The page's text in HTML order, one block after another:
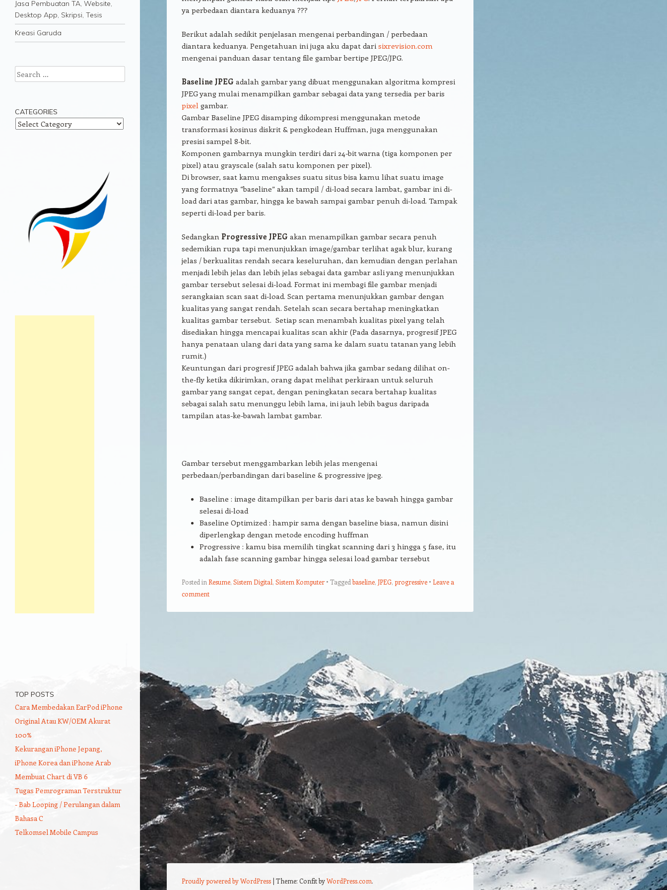
Jasa Pembuatan TA, Website,
Desktop App, Skripsi, Tesis
Kreasi Garuda
ya perbedaan diantara keduanya ???
Berikut adalah sedikit penjelasan mengenai perbandingan / perbedaan
diantara keduanya. Pengetahuan ini juga aku dapat dari sixrevision.com
mengenai panduan dasar tentang file gambar bertipe JPEG/JPG.
Baseline JPEG adalah gambar yang dibuat menggunakan algoritma kompresi
JPEG yang mulai menampilkan gambar sebagai data yang tersedia per baris
pixel gambar.
Gambar Baseline JPEG disamping dikompresi menggunakan metode
transformasi kosinus diskrit & pengkodean Huffman, juga menggunakan
presisi sampel 8-bit.
Komponen gambarnya mungkin terdiri dari 24-bit warna (tiga komponen per
pixel) atau grayscale (salah satu komponen per pixel).
Di browser, saat kamu mengakses suatu situs bisa kamu lihat suatu image
yang formatnya “baseline” akan tampil / di-load secara lambat, gambar ini di-
load dari atas gambar, hingga ke bawah sampai gambar penuh di-load. Tampak
seperti di-load per baris.
Sedangkan Progressive JPEG akan menampilkan gambar secara penuh
sedemikian rupa tapi menunjukkan image/gambar terlihat agak blur, kurang
jelas / berkualitas rendah secara keseluruhan, dan kemudian dengan perlahan
menjadi lebih jelas dan lebih jelas sebagai data gambar asli yang menunjukkan
gambar tersebut selesai di-load. Format ini membagi file gambar menjadi
serangkaian scan saat di-load. Scan pertama menunjukkan gambar dengan
kualitas yang sangat rendah. Setelah scan secara bertahap meningkatkan
kualitas gambar tersebut. Setiap scan menambah kualitas pixel yang telah
disediakan hingga mencapai kualitas scan akhir (Pada dasarnya, progresif JPEG
hanya penataan ulang dari data yang sama ke dalam suatu tatanan yang lebih
rumit.)
Keuntungan dari progresif JPEG adalah bahwa jika gambar sedang dilihat on-
the-fly ketika dikirimkan, orang dapat melihat perkiraan untuk seluruh
gambar yang sangat cepat, dengan peningkatan secara bertahap kualitas
sebagai salah satu menunggu lebih lama, ini jauh lebih bagus daripada
tampilan atas-ke-bawah lambat gambar.
Gambar tersebut menggambarkan lebih jelas mengenai
perbedaan/perbandingan dari baseline & progressive jpeg.
Baseline : image ditampilkan per baris dari atas ke bawah hingga gambar
selesai di-load
Baseline Optimized : hampir sama dengan baseline biasa, namun disini
diperlengkap dengan metode encoding huffman
Progressive : kamu bisa memilih tingkat scanning dari 3 hingga 5 fase, itu
adalah fase scanning gambar hingga selesai load gambar tersebut
Posted in Resume, Sistem Digital, Sistem Komputer Taggedbaseline, JPEG, progressive
Leave a
comment
Search
CATEGORIES
Categories
TOP POSTS
Cara Membedakan EarPod iPhone
Original Atau KW/OEM Akurat
100%
Kekurangan iPhone Jepang,
iPhone Korea dan iPhone Arab
Membuat Chart di VB 6
Tugas Pemrograman Terstruktur
- Bab Looping / Perulangan dalam
Bahasa C
Telkomsel Mobile Campus
Proudly powered by WordPress | Theme: Confit byWordPress.com.